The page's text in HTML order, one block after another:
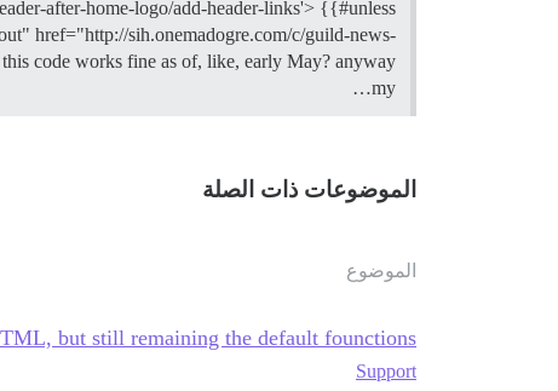
after-home-logo/add-header-links'> {{#unless
href="http://sih.onemadogre.com/c/guild-news-
code works fine as of, like, early May? anyway
my…
الموضوعات ذات الصلة
الموضوع
but still remaining the default founctions
Support